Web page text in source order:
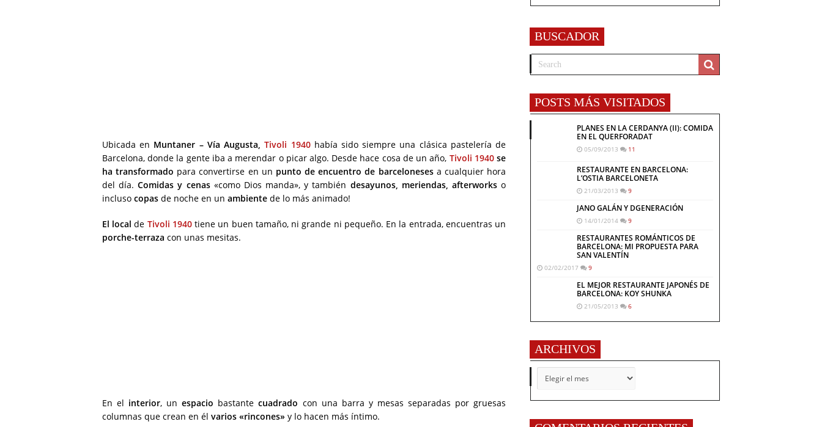
Ubicada en Muntaner – Vía Augusta,Tivoli 1940 había sido siempre una clásica pastelería de
Barcelona, donde la gente iba a merendar o picar algo. Desde hace cosa de un año, Tivoli 1940se
ha transformado para convertirse en un punto de encuentro de barcelonesesa cualquier hora
del día.Comidas y cenas«como Dios manda», y también desayunos, meriendas, afterworkso
incluso copas de noche en un ambiente de lo más animado!
El local de Tivoli 1940 tiene un buen tamaño, ni grande ni pequeño. En la entrada, encuentras un
porche-terraza con unas mesitas.
En el interior, unespacio bastantecuadrado con una barra y mesas separadas por gruesas
columnas que crean en él varios «rincones» y lo hacen más íntimo.
BUSCADOR
POSTS MÁS VISITADOS
PLANES EN LA CERDANYA (II): COMIDA
EN EL QUERFORADAT
05/09/2013 11
RESTAURANTE EN BARCELONA:
L’OSTIA BARCELONETA
21/03/2013 9
JANO GALÁN Y DGENERACIÓN
14/01/2014 9
RESTAURANTES ROMÁNTICOS DE
BARCELONA: MI PROPUESTA PARA
SAN VALENTÍN
02/02/2017 9
EL MEJOR RESTAURANTE JAPONÉS DE
BARCELONA: KOY SHUNKA
21/05/2013 6
ARCHIVOS
ARCHIVOS